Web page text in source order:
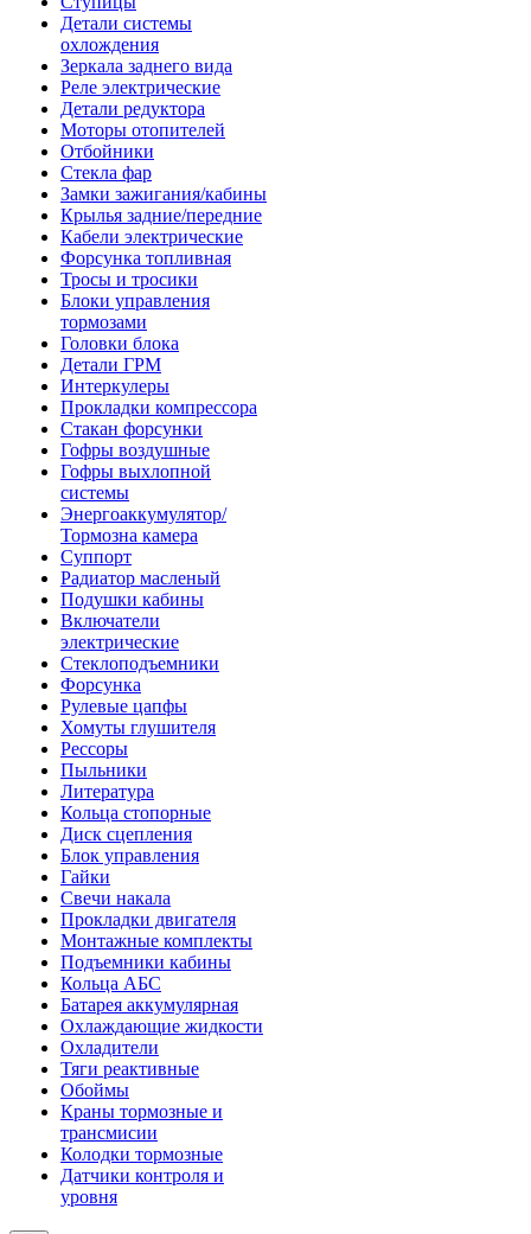
Детали системы
охлождения
Зеркала заднего вида
Реле электрические
Детали редуктора
Моторы отопителей
Отбойники
Стекла фар
Замки зажигания/кабины
Крылья задние/передние
Кабели электрические
Форсунка топливная
Тросы и тросики
Блоки управления
тормозами
Головки блока
Детали ГРМ
Интеркулеры
Прокладки компрессора
Стакан форсунки
Гофры воздушные
Гофры выхлопной
системы
Энергоаккумулятор/
Тормозна камера
Суппорт
Радиатор масленый
Подушки кабины
Включатели
электрические
Стеклоподъемники
Форсунка
Рулевые цапфы
Хомуты глушителя
Рессоры
Пыльники
Литература
Кольца стопорные
Диск сцепления
Блок управления
Гайки
Свечи накала
Прокладки двигателя
Монтажные комплекты
Подъемники кабины
Кольца АБС
Батарея аккумулярная
Охлаждающие жидкости
Охладители
Тяги реактивные
Обоймы
Краны тормозные и
трансмисии
Колодки тормозные
Датчики контроля и
уровня